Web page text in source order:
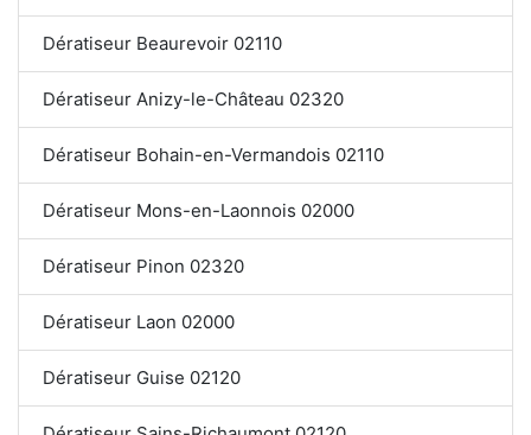
Dératiseur Beaurevoir 02110
Dératiseur Anizy-le-Château 02320
Dératiseur Bohain-en-Vermandois 02110
Dératiseur Mons-en-Laonnois 02000
Dératiseur Pinon 02320
Dératiseur Laon 02000
Dératiseur Guise 02120